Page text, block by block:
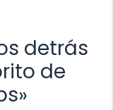
detrás
de